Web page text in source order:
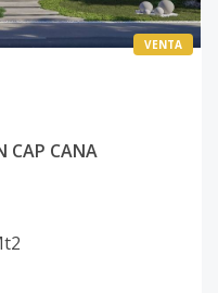
VENTA
CAP CANA